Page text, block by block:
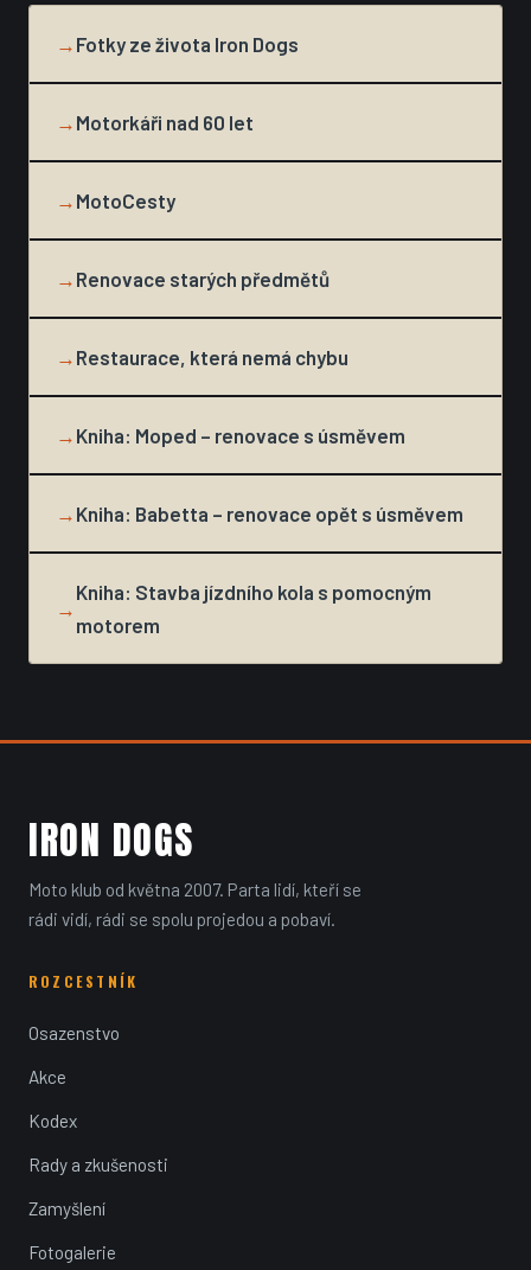
→ Fotky ze života Iron Dogs
→ Motorkáři nad 60 let
→ MotoCesty
→ Renovace starých předmětů
→ Restaurace, která nemá chybu
→ Kniha: Moped – renovace s úsměvem
→ Kniha: Babetta – renovace opět s úsměvem
→
Kniha: Stavba jízdního kola s pomocným
motorem
IRON DOGS
Moto klub od května 2007. Parta lidí, kteří se
rádi vidí, rádi se spolu projedou a pobaví.
ROZCESTNÍK
Osazenstvo
Akce
Kodex
Rady a zkušenosti
Zamyšlení
Fotogalerie